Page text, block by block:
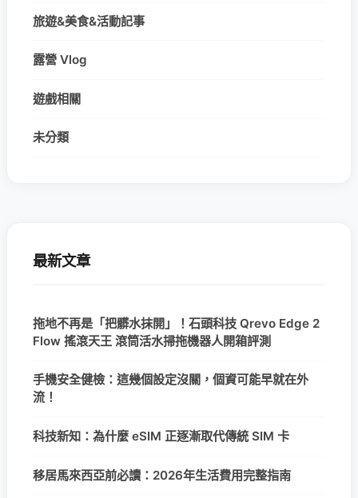
旅遊&美食&活動記事
露營 Vlog
遊戲相關
未分類
最新文章
拖地不再是「把髒水抹開」！石頭科技 Qrevo Edge 2
Flow 搖滾天王 滾筒活水掃拖機器人開箱評測
手機安全健檢：這幾個設定沒關，個資可能早就在外
流！
科技新知：為什麼 eSIM 正逐漸取代傳統 SIM 卡
移居馬來西亞前必讀：2026年生活費用完整指南